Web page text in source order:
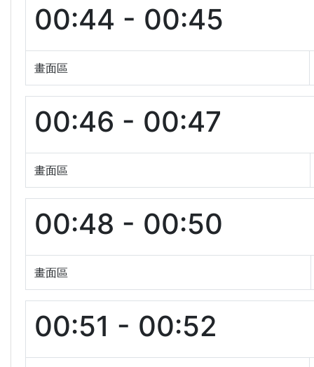
00:44 - 00:45
畫面區
00:46 - 00:47
畫面區
00:48 - 00:50
畫面區
00:51 - 00:52